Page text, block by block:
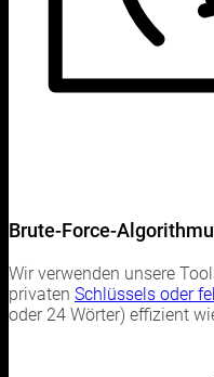
Brute-Force-
Wir verwenden unsere
privaten Schlüssels oder
oder 24 Wörter) effizient